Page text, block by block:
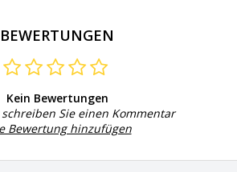
BEWERTUNGEN
Kein Bewertungen
Sie einen Kommentar
Bewertung hinzufügen